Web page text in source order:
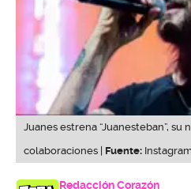
Juanes estrena “Juanesteban”, su
colaboraciones | Fuente:
Redacción Corazón